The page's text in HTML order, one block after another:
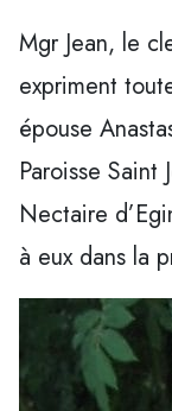
Mgr Jean, le
expriment
épouse
Paroisse Saint
Nectaire
à eux dans la